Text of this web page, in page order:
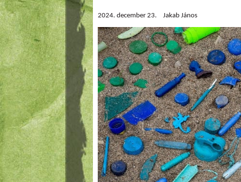
2024. december 23. Jakab János